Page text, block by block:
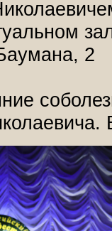
2